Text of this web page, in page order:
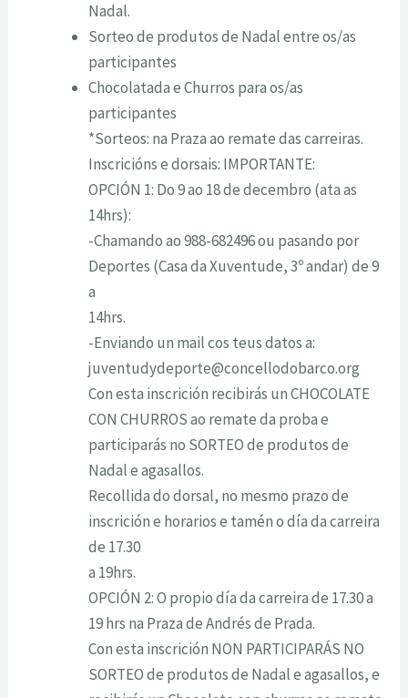
Nadal.
Sorteo de produtos de Nadal entre os/as
participantes
Chocolatada e Churros para os/as
participantes
*Sorteos: na Praza ao remate das carreiras.
Inscricións e dorsais: IMPORTANTE:
OPCIÓN 1: Do 9 ao 18 de decembro (ata as
14hrs):
-Chamando ao 988-682496 ou pasando por
Deportes (Casa da Xuventude, 3º andar) de 9
a
14hrs.
-Enviando un mail cos teus datos a:
juventudydeporte@concellodobarco.org
Con esta inscrición recibirás un CHOCOLATE
CON CHURROS ao remate da proba e
participarás no SORTEO de produtos de
Nadal e agasallos.
Recollida do dorsal, no mesmo prazo de
inscrición e horarios e tamén o día da carreira
de 17.30
a 19hrs.
OPCIÓN 2: O propio día da carreira de 17.30 a
19 hrs na Praza de Andrés de Prada.
Con esta inscrición NON PARTICIPARÁS NO
SORTEO de produtos de Nadal e agasallos, e